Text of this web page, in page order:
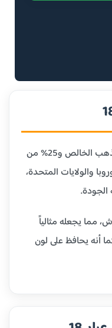
عيار 18 قيراط يحتوي على 75% من الذهب الخالص و25% من
والولايات المتحدة،
للخدش، مما يجعله مثالياً
أنه يحافظ على لون